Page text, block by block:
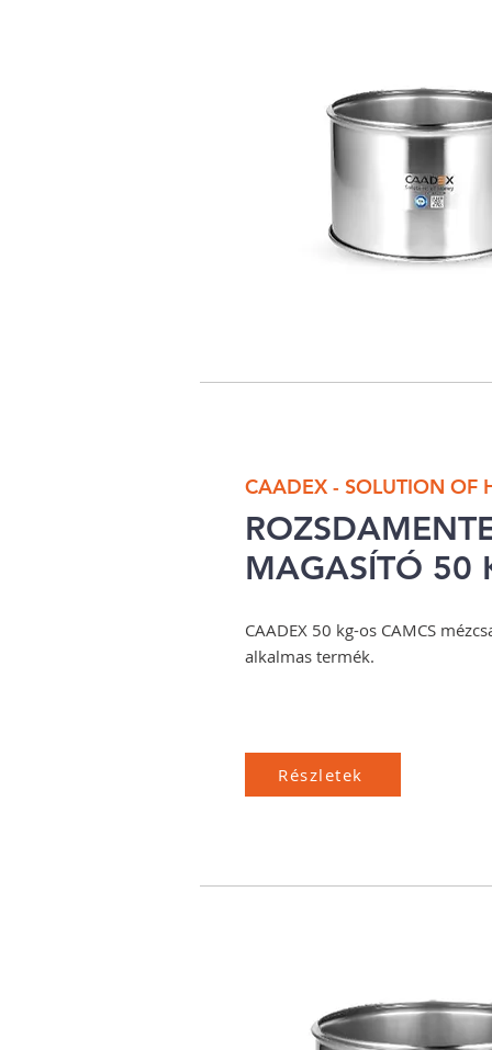
CAADEX - SOLUTION OF
MAGASÍTÓ 50
CAADEX 50 kg-os CAMCS
alkalmas termék.
Részletek